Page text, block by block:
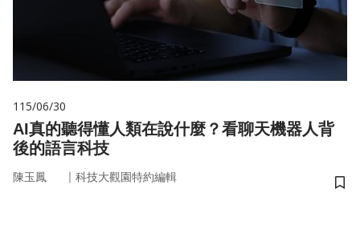
115/06/30
AI真的聽得懂人類在說什麼？看聊天機器人背
後的語言科技
陳玉鳳 ｜ 科技大觀園特約編輯
儲